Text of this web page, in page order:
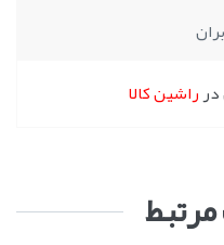
راشین کالا